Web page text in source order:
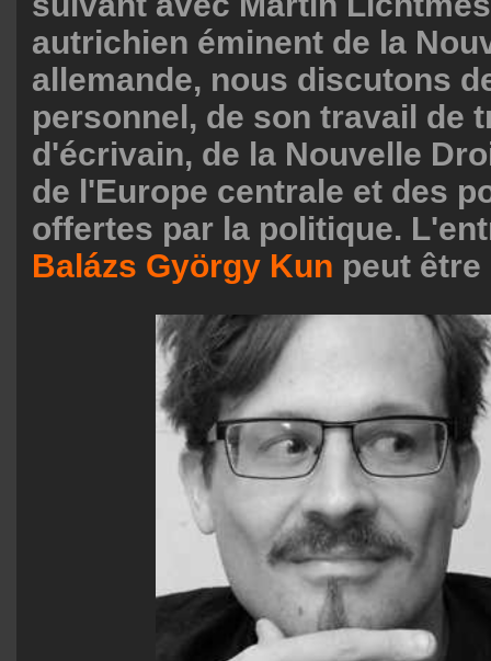
autrichien éminent de la
allemande, nous discutons
personnel, de son travail de
d'écrivain, de la Nouvelle
de l'Europe centrale et des
offertes par la politique.
Balázs György Kun peut